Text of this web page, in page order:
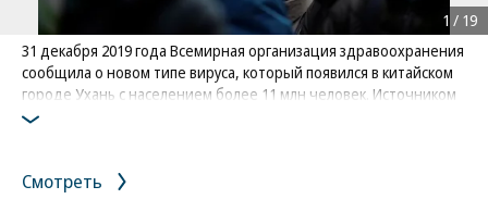
31 декабря 2019 года Всемирная организация здравоохранения
сообщила о новом типе вируса, который появился в китайском
городе Ухань с населением более 11 млн человек. Источником
вируса назвали местный оптовый рынок морепродуктов,
1 / 19
Смотреть